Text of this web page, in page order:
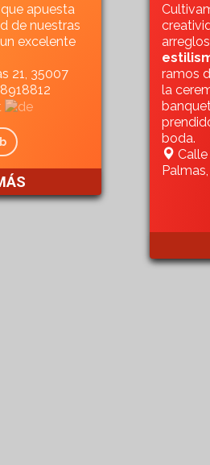
apuesta
de nuestras
excelente
21, 35007
ramos
la
boda.